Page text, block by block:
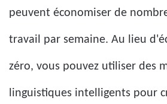
peuvent économiser de
travail par semaine. Au lieu
zéro, vous pouvez utiliser des
linguistiques intelligents pour